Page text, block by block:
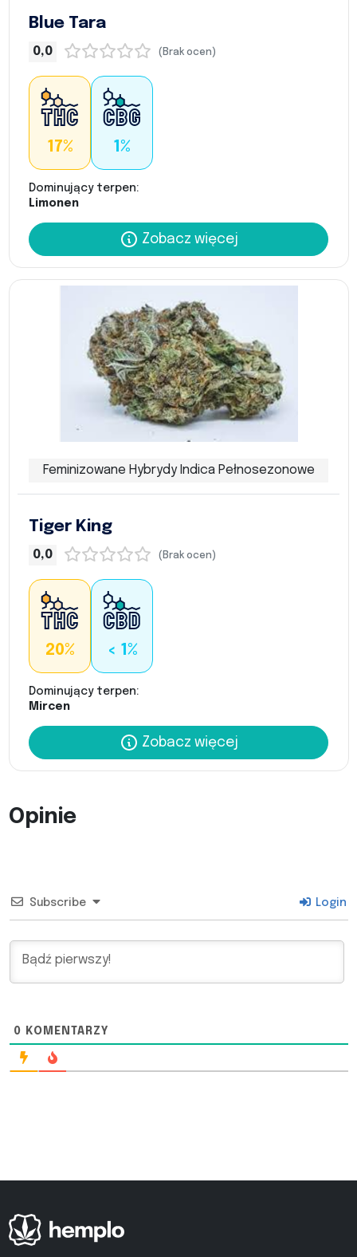
Blue Tara
0,0 (Brak ocen)
17% 1%
Dominujący terpen:
Limonen
Zobacz więcej
Feminizowane Hybrydy Indica Pełnosezonowe
Tiger King
0,0 (Brak ocen)
20% < 1%
Dominujący terpen:
Mircen
Zobacz więcej
Opinie
Subscribe Login
0 KOMENTARZY